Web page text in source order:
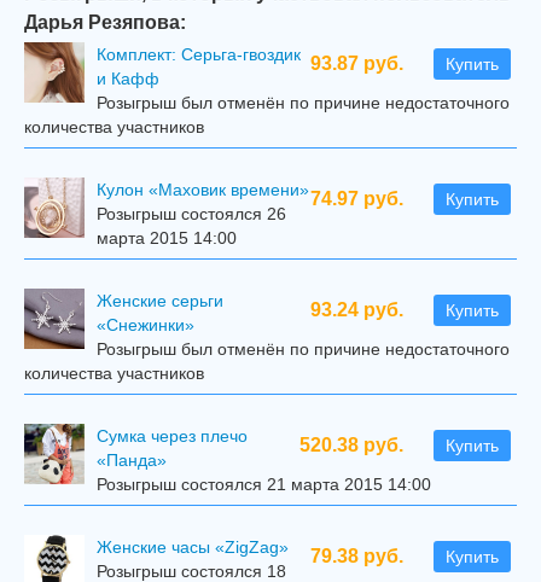
Дарья Резяпова:
93.87 руб. Купить
Комплект: Серьга-гвоздик
и Кафф
Розыгрыш был отменён по причине недостаточного
количества участников
74.97 руб. Купить
Кулон «Маховик времени»
Розыгрыш состоялся 26
марта 2015 14:00
93.24 руб. Купить
Женские серьги
«Снежинки»
Розыгрыш был отменён по причине недостаточного
количества участников
520.38 руб. Купить
Сумка через плечо
«Панда»
Розыгрыш состоялся 21 марта 2015 14:00
79.38 руб. Купить
Женские часы «ZigZag»
Розыгрыш состоялся 18